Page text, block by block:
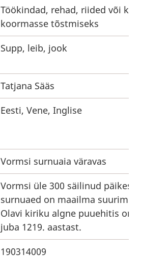
Töökindad, rehad, riided või
koormasse tõstmiseks
Supp, leib, jook
Tatjana Sääs
Eesti, Vene, Inglise
Vormsi surnuaia väravas
Vormsi üle 300 säilinud
surnuaed on maailma suurim
Olavi kiriku algne puuehitis on
juba 1219. aastast.
190314009